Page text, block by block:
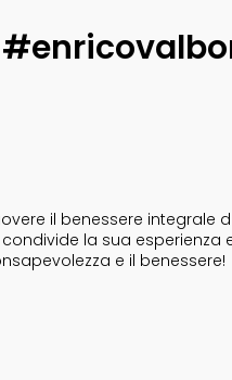
il benessere
la sua
e il benessere!